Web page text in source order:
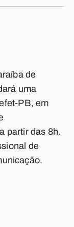
de
uma
PB, em
partir das 8h.
de